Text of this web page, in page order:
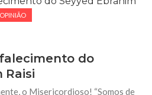
OPINIÃO
do
Raisi
o Misericordioso! “Somos de